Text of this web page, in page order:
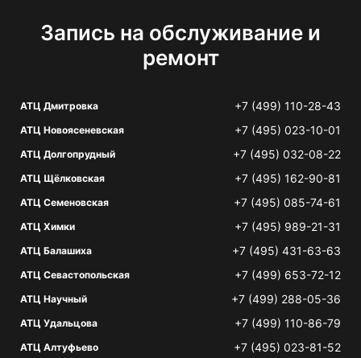
Запись на обслуживание и
ремонт
АТЦ Дмитровка +7 (499) 110-28-43
АТЦ Новоясеневская +7 (495) 023-10-01
АТЦ Долгопрудный +7 (495) 032-08-22
АТЦ Щёлковская +7 (495) 162-90-81
АТЦ Семеновская +7 (495) 085-74-61
АТЦ Химки +7 (495) 989-21-31
АТЦ Балашиха +7 (495) 431-63-63
АТЦ Севастопольская +7 (499) 653-72-12
АТЦ Научный +7 (499) 288-05-36
АТЦ Удальцова +7 (499) 110-86-79
АТЦ Алтуфьево +7 (495) 023-81-52